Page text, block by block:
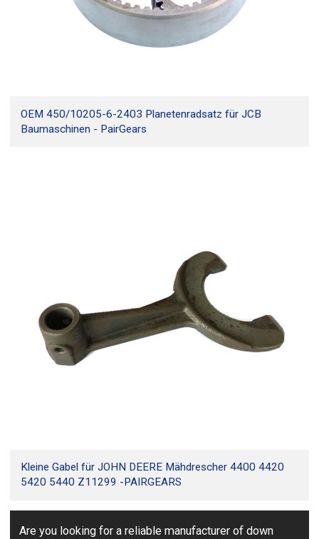
OEM 450/10205-6-2403 Planetenradsatz für JCB
Baumaschinen - PairGears
Kleine Gabel für JOHN DEERE Mähdrescher 4400 4420
5420 5440 Z11299 -PAIRGEARS
Are you looking for a reliable manufacturer of down